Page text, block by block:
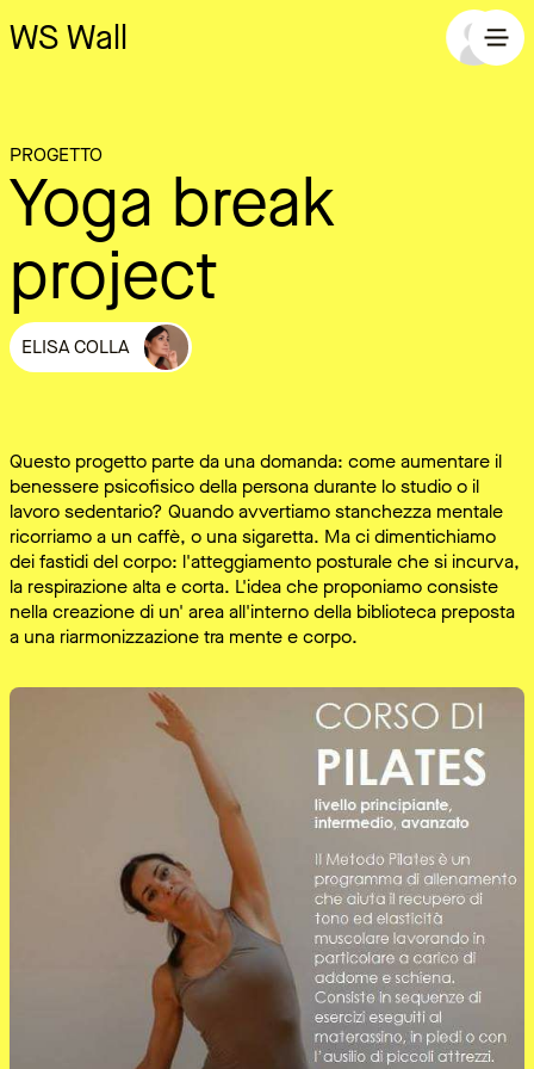
WS Wall
PROGETTO
Yoga break
project
ELISA COLLA
Questo progetto parte da una domanda: come aumentare il
benessere psicofisico della persona durante lo studio o il
lavoro sedentario? Quando avvertiamo stanchezza mentale
ricorriamo a un caffè, o una sigaretta. Ma ci dimentichiamo
dei fastidi del corpo: l'atteggiamento posturale che si incurva,
la respirazione alta e corta. L'idea che proponiamo consiste
nella creazione di un' area all'interno della biblioteca preposta
a una riarmonizzazione tra mente e corpo.